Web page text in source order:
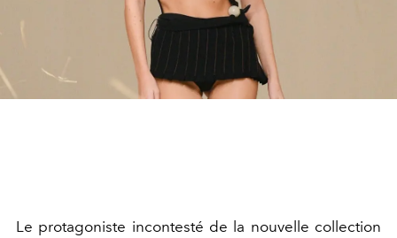
Le protagoniste incontesté de la nouvelle collection